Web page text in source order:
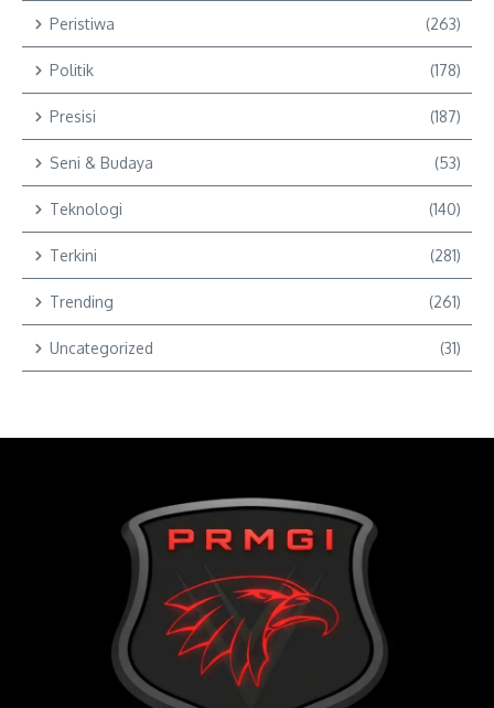
Peristiwa (263)
Politik (178)
Presisi (187)
Seni & Budaya (53)
Teknologi (140)
Terkini (281)
Trending (261)
Uncategorized (31)